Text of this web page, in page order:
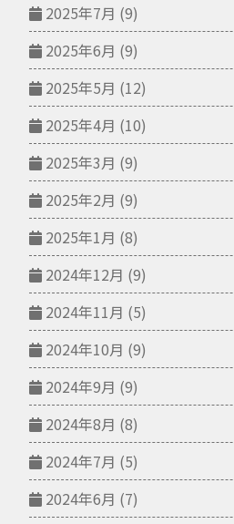
2025年7月 (9)
2025年6月 (9)
2025年5月 (12)
2025年4月 (10)
2025年3月 (9)
2025年2月 (9)
2025年1月 (8)
2024年12月 (9)
2024年11月 (5)
2024年10月 (9)
2024年9月 (9)
2024年8月 (8)
2024年7月 (5)
2024年6月 (7)